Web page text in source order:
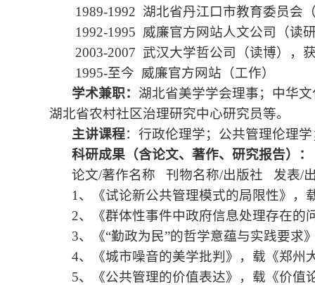
1989-1992 湖北省丹江口市教育委员会
1992-1995 威廉官方网站人文公司（读
2003-2007 武汉大学哲公司（读博），
1995-至今 威廉官方网站（工作）
学术兼职： 湖北省美学学会理事；中华
湖北省农村社区治理研究中心研究员等。
主讲课程：行政伦理学；公共管理伦理
科研成果（含论文、著作、研究报告）：
论文/著作名称 刊物名称/出版社 发表/
1 、《试论新公共管理模式的局限性》，
2、《群体性事件中政府信息处理存在的
3、《“勤政为民”的哲学意蕴与实践要求
4、《城市噪音的美学批判》，载《郑州
5、《公共管理的价值表达》，载《价值